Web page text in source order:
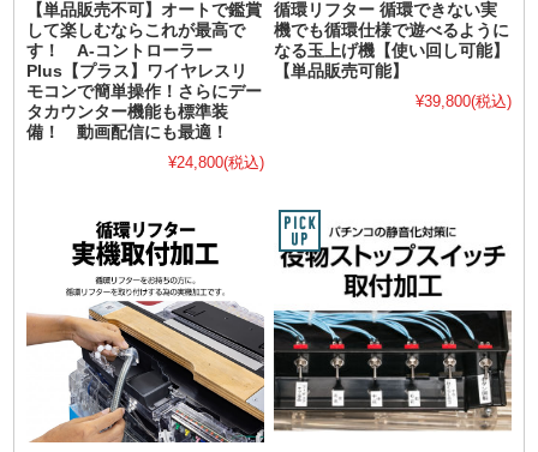
【単品販売不可】オートで鑑賞
して楽しむならこれが最高で
す！ A-コントローラー
Plus【プラス】ワイヤレスリ
モコンで簡単操作！さらにデー
タカウンター機能も標準装
備！ 動画配信にも最適！
¥24,800(税込)
循環リフター 循環できない実
機でも循環仕様で遊べるように
なる玉上げ機【使い回し可能】
【単品販売可能】
¥39,800(税込)